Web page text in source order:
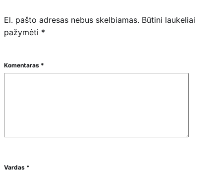
El. pašto adresas nebus skelbiamas. Būtini laukeliai
pažymėti *
Komentaras *
Vardas *